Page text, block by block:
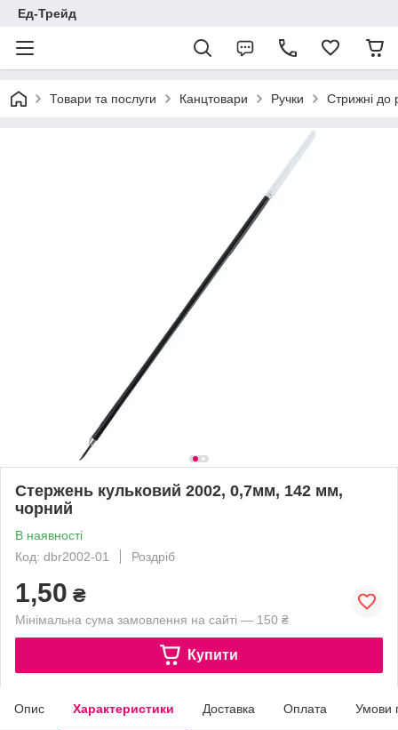
Ед-Трейд
Товари та послуги Канцтовари Ручки Стрижні до
Стержень кульковий 2002, 0,7мм, 142 мм,
чорний
В наявності
Код: dbr2002-01
Роздріб
1,50 ₴
Мінімальна сума замовлення на сайті — 150 ₴
Купити
Опис Характеристики Доставка Оплата Умови